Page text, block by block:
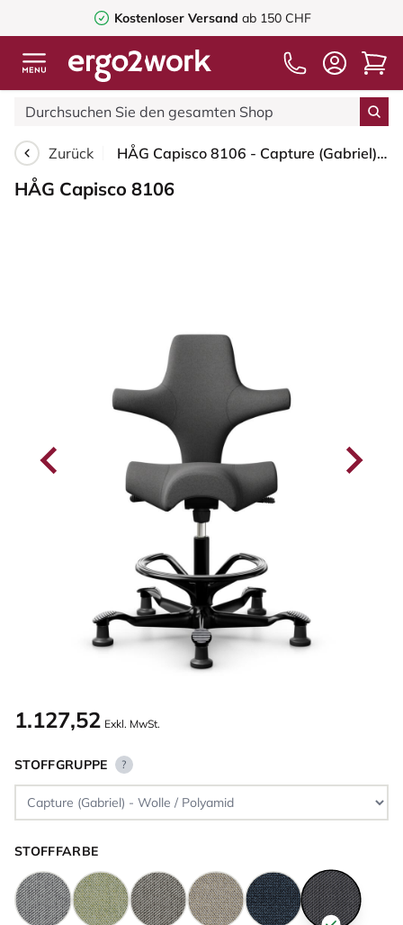
Kostenloser Versand ab 150 CHF
Zurück HÅG Capisco 8106 - Capture (Gabriel) - Wolle / Polyamid - CPT4601 - Dark grey - Schwarz - 200 mm (Sitzhöhe 46-64cm) - Bodengleiter
HÅG Capisco 8106
1.127,52 Exkl. MwSt.
STOFFGRUPPE ?
STOFFFARBE